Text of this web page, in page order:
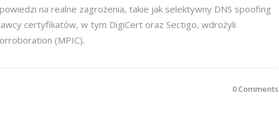
na realne zagrożenia, takie jak selektywny DNS spoofing
certyfikatów, w tym DigiCert oraz Sectigo, wdrożyli
(MPIC).
0 Comments